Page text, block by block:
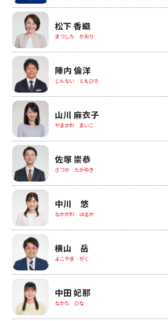
松下 香織
まつした かおり
陣内 倫洋
じんない ともひろ
山川 麻衣子
やまかわ まいこ
佐塚 崇恭
さつか たかゆき
中川 悠
なかがわ はるか
横山 岳
よこやま がく
中田 妃那
なかた ひな